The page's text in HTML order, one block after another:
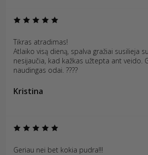
Tikras atradimas!
Atlaiko visą dieną, spalva gražiai susilieja
nesijaučia, kad kažkas užtepta ant veido.
naudingas odai. ????
Kristina
Geriau nei bet kokia pudra!!!